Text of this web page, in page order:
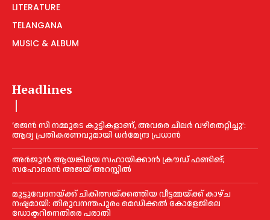
LITERATURE
TELANGANA
MUSIC & ALBUM
Headlines
‘ജെൻ സി നമ്മുടെ കുട്ടികളാണ്, അവരെ ചിലര്‍ വഴിതെറ്റിച്ചു’:
ആദ്യ പ്രതികരണവുമായി ധര്‍മേന്ദ്ര പ്രധാൻ
അര്‍ജുന്‍ ആയങ്കിയെ സഹായിക്കാൻ ക്രൗഡ് ഫണ്ടിങ്;
സഹോദരന്‍ അജയ് അറസ്റ്റില്‍
മുട്ടുവേദനയ്ക്ക് ചികിത്സയ്ക്കത്തിയ വീട്ടമ്മയ്ക്ക് കാഴ്ച
നഷ്ടമായി: തിരുവനന്തപുരം മെഡിക്കല്‍ കോളേജിലെ
ഡോക്ടറിനെതിരെ പരാതി